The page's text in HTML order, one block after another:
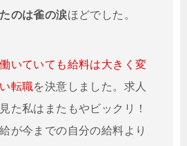
のは雀の涙ほどでした。
いていても給料は大きく変
転職を決意しました。求人
た私はまたもやビックリ！
が今までの自分の給料より